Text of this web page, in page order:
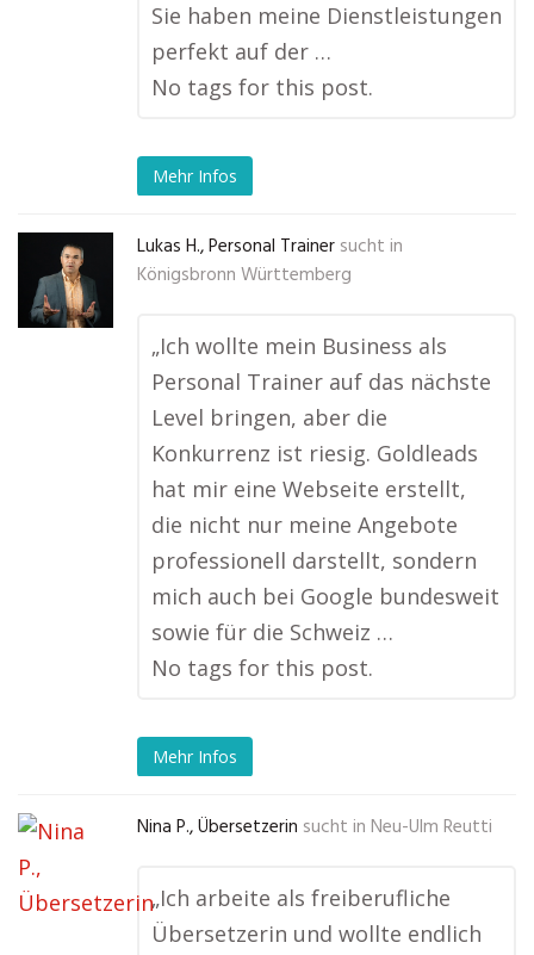
Sie haben meine Dienstleistungen
perfekt auf der …
No tags for this post.
Mehr Infos
Lukas H., Personal Trainer sucht in
Königsbronn Württemberg
„Ich wollte mein Business als
Personal Trainer auf das nächste
Level bringen, aber die
Konkurrenz ist riesig. Goldleads
hat mir eine Webseite erstellt,
die nicht nur meine Angebote
professionell darstellt, sondern
mich auch bei Google bundesweit
sowie für die Schweiz …
No tags for this post.
Mehr Infos
Nina P., Übersetzerin sucht in Neu-Ulm Reutti
„Ich arbeite als freiberufliche
Übersetzerin und wollte endlich